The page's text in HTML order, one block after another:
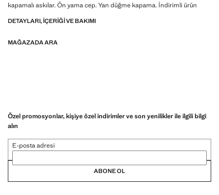
kapamalı askılar. Ön yama cep. Yan düğme kapama. İndirimli ürün
DETAYLARI, IÇERIĞI VE BAKIMI
MAĞAZADA ARA
Özel promosyonlar, kişiye özel indirimler ve son yenilikler ile ilgili bilgi
alın
E-posta adresi
ABONE OL